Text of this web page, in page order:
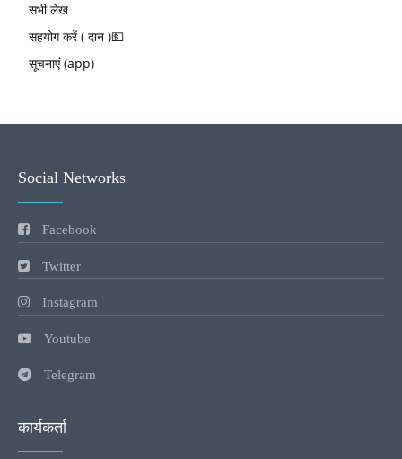
सभी लेख
सहयोग करें ( दान )💵
सूचनाएं (app)
Social Networks
Facebook
Twitter
Instagram
Youtube
Telegram
कार्यकर्ता